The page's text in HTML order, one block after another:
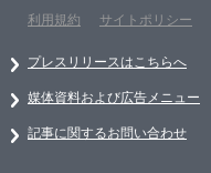
利用規約
サイトポリシー
プレスリリースはこちらへ
媒体資料および広告メニュー
記事に関するお問い合わせ